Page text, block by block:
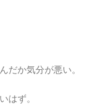
だか気分が悪い。
はず。